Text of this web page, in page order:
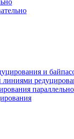
и
параллельно